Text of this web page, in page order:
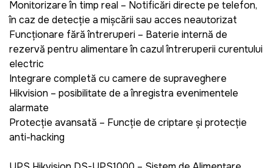
Monitorizare în timp real – Notificări directe pe telefon,
în caz de detecție a mișcării sau acces neautorizat
Funcționare fără întreruperi – Baterie internă de
rezervă pentru alimentare în cazul întreruperii curentului
electric
Integrare completă cu camere de supraveghere
Hikvision – posibilitate de a înregistra evenimentele
alarmate
Protecție avansată – Funcție de criptare și protecție
anti-hacking